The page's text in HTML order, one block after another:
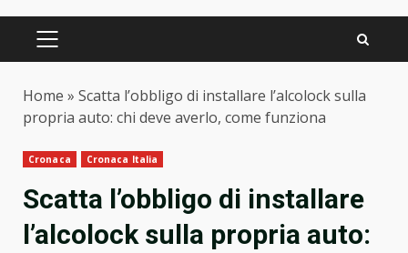
PRIMARY
Home » Scatta l’obbligo di installare l’alcolock sulla
propria auto: chi deve averlo, come funziona
Cronaca Cronaca Italia
Scatta l’obbligo di installare
l’alcolock sulla propria auto: